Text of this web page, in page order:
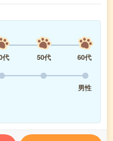
代 50代
60代
男性